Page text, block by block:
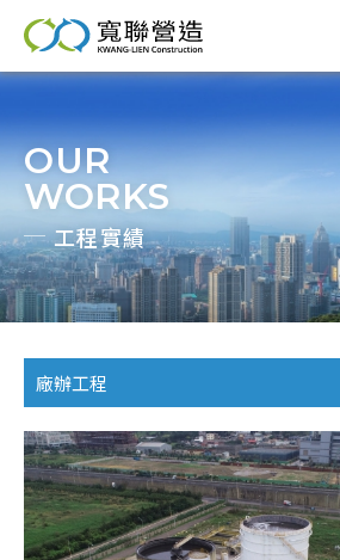
OUR
WORKS
工程實績
廠辦工程
聯
理
績
享
地